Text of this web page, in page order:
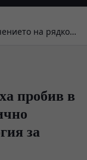
на рядко
пробив в
за